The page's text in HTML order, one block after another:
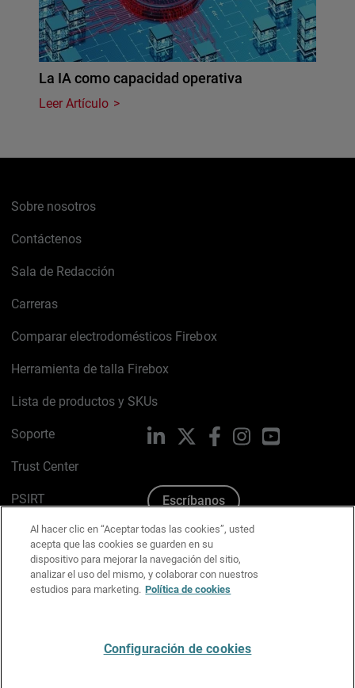
La IA como capacidad operativa
Leer Artículo
Sobre nosotros
Contáctenos
Sala de Redacción
Carreras
Comparar electrodomésticos Firebox
Herramienta de talla Firebox
Lista de productos y SKUs
Soporte
Trust Center
PSIRT
Política de cookies
Política de privacidad
Kit de medios y marca
LinkedIn FacebookInstagramYouTube
Escríbanos
Al hacer clic en “Aceptar todas las cookies”, usted
acepta que las cookies se guarden en su
dispositivo para mejorar la navegación del sitio,
analizar el uso del mismo, y colaborar con nuestros
estudios para marketing. Política de cookies
Configuración de cookies